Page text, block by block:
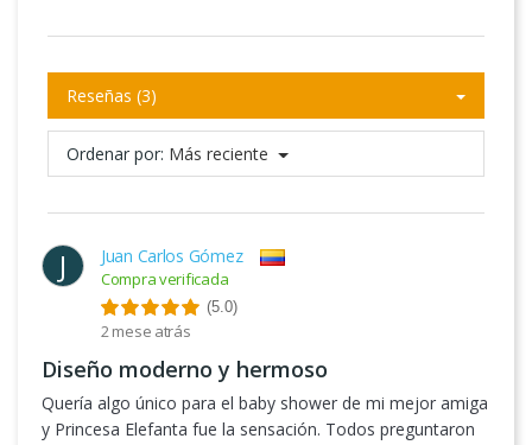
Reseñas (3)
Ordenar por: Más reciente
J Juan Carlos Gómez
Compra verificada
(5.0)
2 mese atrás
Diseño moderno y hermoso
Quería algo único para el baby shower de mi mejor amiga
y Princesa Elefanta fue la sensación. Todos preguntaron